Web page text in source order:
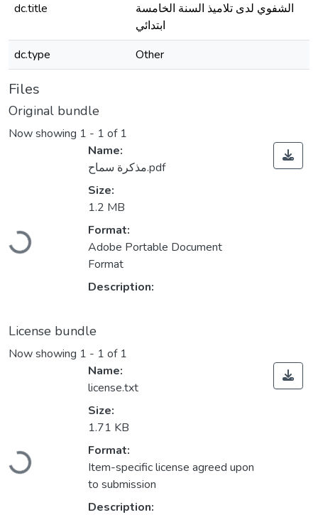
dc.title
الشفوي لدى تلاميذ السنة الخامسة
ابتدائي
dc.type
Other
Files
Original bundle
Now showing 1 - 1 of 1
Loading...
Name:
مذكرة سماح.pdf
Size:
1.2 MB
Format:
Adobe Portable Document
Format
Description:
License bundle
Now showing 1 - 1 of 1
Loading...
Name:
license.txt
Size:
1.71 KB
Format:
Item-specific license agreed upon
to submission
Description: